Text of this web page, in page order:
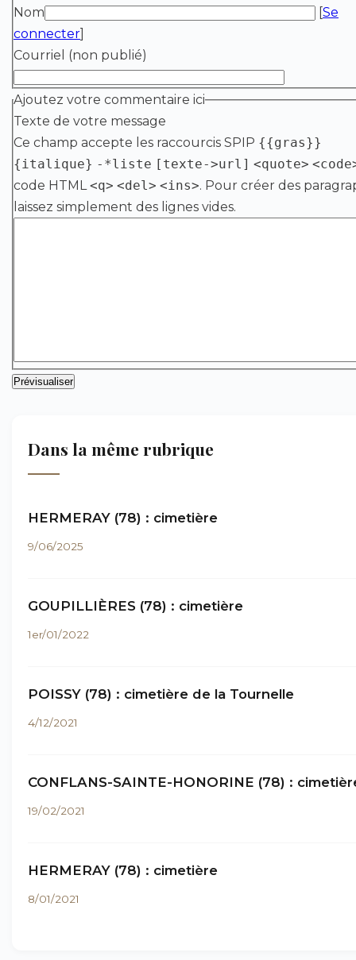
Nom [Se
connecter]
Courriel (non publié)
Ajoutez votre commentaire ici
Texte de votre message
Ce champ accepte les raccourcis SPIP {{gras}}
{italique} -*liste [texte->url] <quote>
code HTML<q> <del> <ins>. Pour créer des
laissez simplement des lignes vides.
Dans la même rubrique
HERMERAY (78) : cimetière
9/06/2025
GOUPILLIÈRES (78) : cimetière
1er/01/2022
POISSY (78) : cimetière de la Tournelle
4/12/2021
CONFLANS-SAINTE-HONORINE (78) :
19/02/2021
HERMERAY (78) : cimetière
8/01/2021